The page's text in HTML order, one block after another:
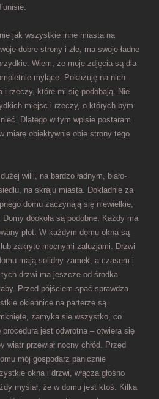
jak wszystkie inne miasta na
dobre strony i złe, ma swoje ładne
Wiem, że moje zdjęcia są dla
mylące. Pokazuję na nich
i rzeczy, które mi się podobają. Nie
miejsc i rzeczy, o których bym
Dlatego w tym wpisie postaram
miarę obiektywnie obie strony tego
willi, na bardzo ładnym, biało-
na skraju miasta. Dokładnie za
domu zaczynają się niewielkie,
dookoła są podobne. Każdy ma
płot. W każdym domu okna są
zakryte mocnymi żaluzjami. Drzwi
mają solidny zamek, a czasem i
drzwi ma jeszcze od środka
Przed pójściem spać sprawdza
okiennice na parterze są
zamyka się wszystko, co
procedura jest odwrotna – otwiera się
wiatr przewiał nocny chłód. Przed
mój gospodarz panicznie
okna i drzwi, włącza głośno
myślał, że w domu jest ktoś. Kilka